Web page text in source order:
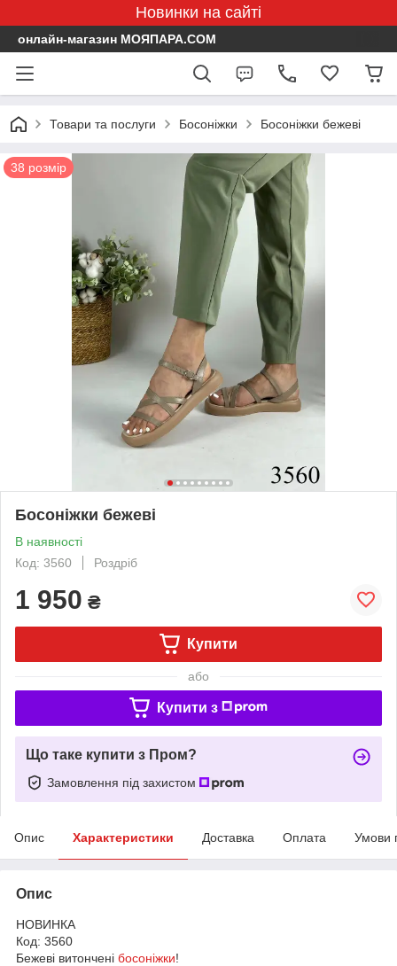
Новинки на сайті
онлайн-магазин МОЯПАРА.COM
Товари та послуги Босоніжки Босоніжки бежеві
38 розмір
Босоніжки бежеві
В наявності
Код: 3560
Роздріб
1 950 ₴
Купити
або
Купити з
Що таке купити з Пром?
Замовлення під захистом
Опис Характеристики Доставка Оплата Умови
Опис
НОВИНКА
Код: 3560
Бежеві витончені босоніжки!